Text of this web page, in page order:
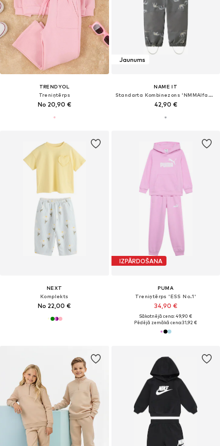
TRENDYOL
Treniņtērps
No 20,90 €
Jaunums
NAME IT
Standarta Kombinezons 'NMMAlfa08'
42,90 €
NEXT
Komplekts
No 22,00 €
IZPĀRDOŠANA
PUMA
Treniņtērps 'ESS No.1'
34,90 €
Sākotnējā cena: 49,90 €
Pēdējā zemākā cena:31,92 €